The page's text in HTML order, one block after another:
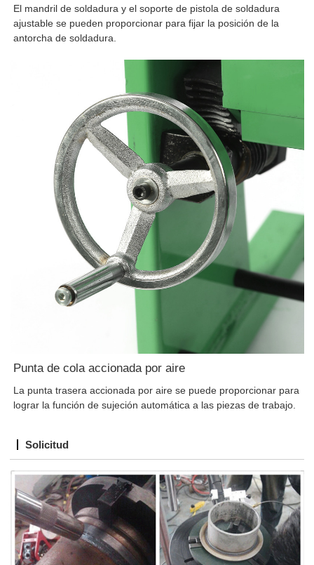
El mandril de soldadura y el soporte de pistola de soldadura
ajustable se pueden proporcionar para fijar la posición de la
antorcha de soldadura.
Punta de cola accionada por aire
La punta trasera accionada por aire se puede proporcionar para
lograr la función de sujeción automática a las piezas de trabajo.
Solicitud